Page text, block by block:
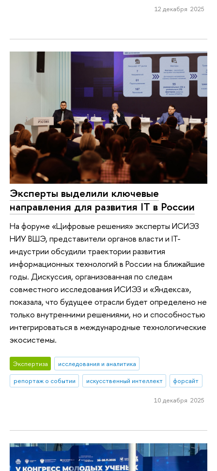
12 декабря 2025
Эксперты выделили ключевые
направления для развития IT в России
На форуме «Цифровые решения» эксперты ИСИЭЗ
НИУ ВШЭ, представители органов власти и IT-
индустрии обсудили траектории развития
информационных технологий в России на ближайшие
годы. Дискуссия, организованная по следам
совместного исследования ИСИЭЗ и «Яндекса»,
показала, что будущее отрасли будет определено не
только внутренними решениями, но и способностью
интегрироваться в международные технологические
экосистемы.
Экспертиза
исследования и аналитика
репортаж о событии
искусственный интеллект форсайт
10 декабря 2025